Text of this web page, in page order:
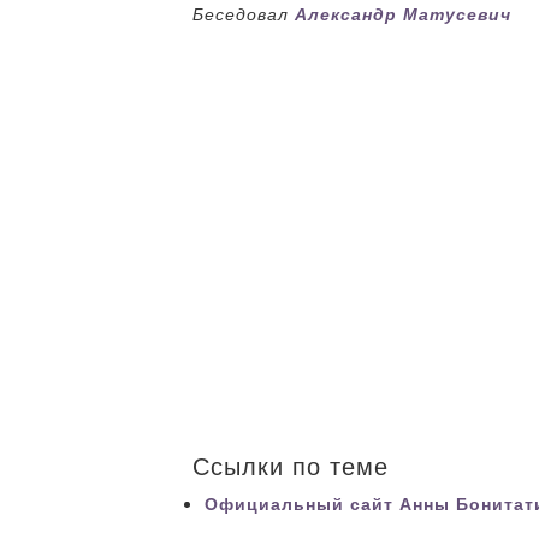
Беседовал Александр Матусевич
Ссылки по теме
Официальный сайт Анны